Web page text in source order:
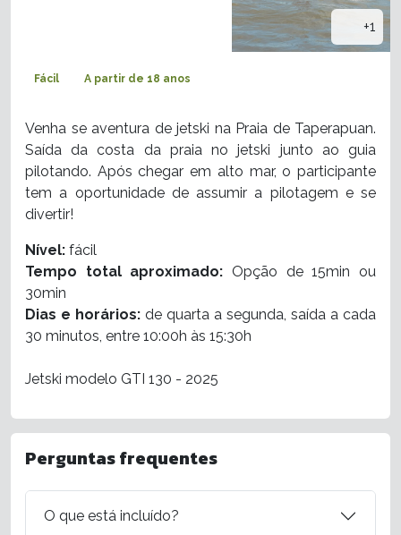
+1
Fácil A partir de 18 anos
Venha se aventura de jetski na Praia de Taperapuan.
Saída da costa da praia no jetski junto ao guia
pilotando. Após chegar em alto mar, o participante
tem a oportunidade de assumir a pilotagem e se
divertir!
Nível: fácil
Tempo total aproximado: Opção de 15min ou
30min
Dias e horários: de quarta a segunda, saída a cada
30 minutos, entre 10:00h às 15:30h
Jetski modelo GTI 130 - 2025
Perguntas frequentes
O que está incluído?